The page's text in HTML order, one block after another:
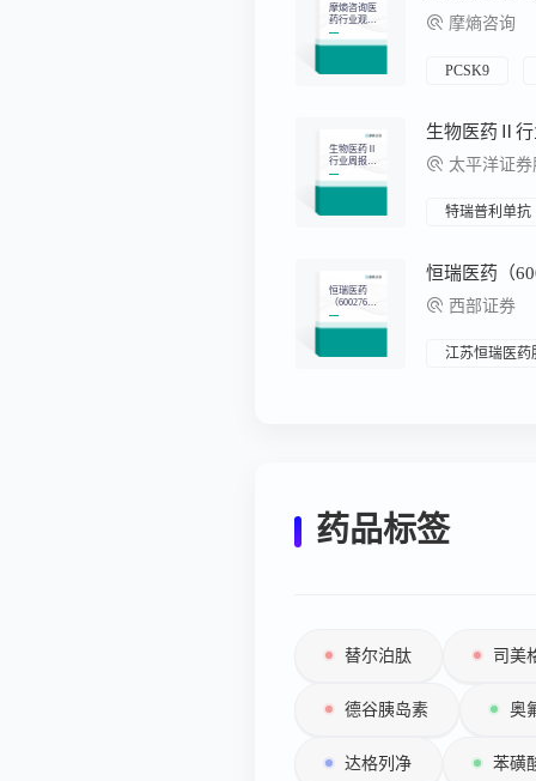
摩熵咨询医
药行业观察
周报（2026.
02.02-2026.0
摩熵咨询
PCSK9
生物医药Ⅱ
行业周报：
小核酸药物
关注度提
太平洋证券股
特瑞普利单抗
恒瑞医药
（600276）
首次覆盖：
拐点将至，
西部证券
江苏恒瑞医药
药品标签
替尔泊肽 司美
德谷胰岛素 奥
达格列净 苯磺